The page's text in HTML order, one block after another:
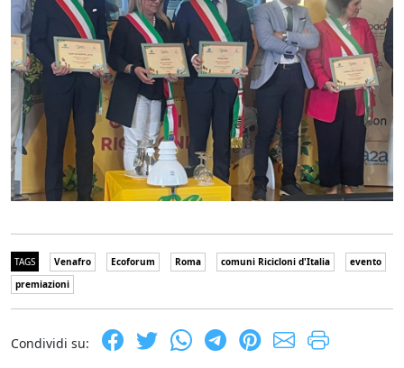
TAGS Venafro Ecoforum Roma comuni Ricicloni d'Italia
evento
premiazioni
Condividi su: